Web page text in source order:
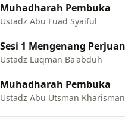
Muhadharah Pembuka
Ustadz Abu Fuad Syaiful
Ustadz Luqman Ba'abduh
Muhadharah Pembuka
Ustadz Abu Utsman Kharisman